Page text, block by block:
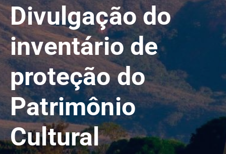
A
Prefeitura
Notícias
Serviços
Transparência
Webmail
Divulgação do
inventário de
proteção do
Patrimônio
Cultural